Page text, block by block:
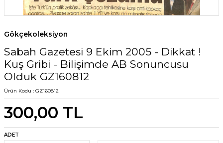
Gökçekoleksiyon
Sabah Gazetesi 9 Ekim 2005 - Dikkat !
Kuş Gribi - Bilişimde AB Sonuncusu
Olduk GZ160812
Ürün Kodu : GZ160812
300,00 TL
ADET